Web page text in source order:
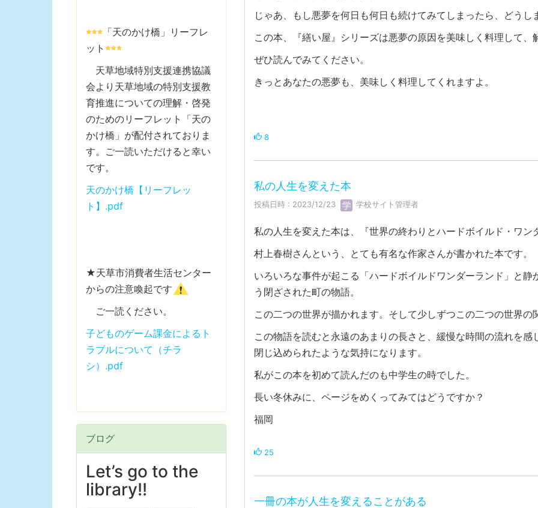
じゃあ、もし悪夢を何日も何日も続けてみてしまったら、どうし
この本、『繕い屋』シリーズは悪夢の原因を美味しく料理して、
ぜひ読んでみてください。
きっとあなたの悪夢も、美味しく料理してくれますよ。
8
私の人生を変えた本
投稿日時 : 2023/12/23 学校サイト管理者
私の人生を変えた本は、『世界の終わりとハードボイルド・ワン
村上春樹さんという、とても有名な作家さんが書かれた本です。
いろいろな事件が起こる「ハードボイルドワンダーランド」と
う閉ざされた町の物語。
この二つの世界が描かれます。そして少しずつこの二つの世界の
この物語を読むと永遠のあまりの長さと、緩慢な時間の流れを
閉じ込められたような気持になります。
私がこの本を初めて読んだのも中学生の時でした。
長い冬休みに、ページをめくってみてはどうですか？
福岡
25
一冊の本が人生を変えることがある
「天のかけ橋」リーフレ
ット
天草地域特別支援連携協議
会より天草地域の特別支援教
育推進についての理解・啓発
のためのリーフレット「天の
かけ橋」が配付されておりま
す。ご一読いただけると幸い
です。
天のかけ橋【リーフレッ
ト】.pdf
★天草市消費者生活センター
からの注意喚起です
ご一読ください。
子どものゲーム課金によるト
ラブルについて（チラ
シ）.pdf
ブログ
Let’s go to the
library!!